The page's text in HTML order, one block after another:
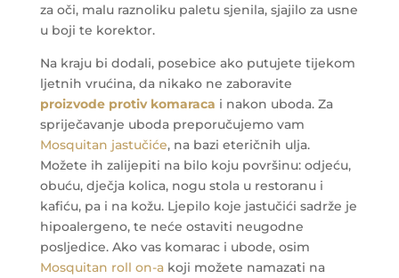
za oči, malu raznoliku paletu sjenila, sjajilo za usne
u boji te korektor.
Na kraju bi dodali, posebice ako putujete tijekom
ljetnih vrućina, da nikako ne zaboravite
proizvode protiv komaraca i nakon uboda. Za
spriječavanje uboda preporučujemo vam
Mosquitan jastučiće, na bazi eteričnih ulja.
Možete ih zalijepiti na bilo koju površinu: odjeću,
obuću, dječja kolica, nogu stola u restoranu i
kafiću, pa i na kožu. Ljepilo koje jastučići sadrže je
hipoalergeno, te neće ostaviti neugodne
posljedice. Ako vas komarac i ubode, osim
Mosquitan roll on-akoji možete namazati na